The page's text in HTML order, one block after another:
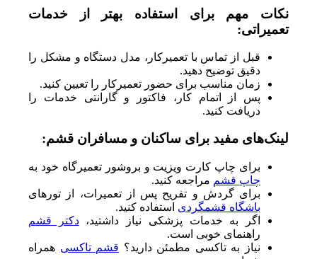
نکات مهم برای استفاده بهتر از خدمات
تعمیراتی:
قبل از تماس با تعمیرکار، مدل دستگاه و مشکل را
دقیق توضیح دهید.
زمان مناسب برای حضور تعمیرکار را تعیین کنید.
پس از اتمام کار، فاکتور و گارانتی خدمات را
دریافت کنید.
لینک‌های مفید برای ساکنان و مسافران قشم:
برای چاپ کارت ویزیت و بروشور تعمیرگاه خود به
چاپ قشم مراجعه کنید.
برای گردش و تفریح پس از تعمیرات، از تورهای
باشگاه قشمگردی استفاده کنید.
اگر به خدمات پزشکی نیاز داشتید،دکتر قشم
راهنمای خوبی است.
نیاز به تاکسی مطمئن دارید؟ قشم تاکسی همراه